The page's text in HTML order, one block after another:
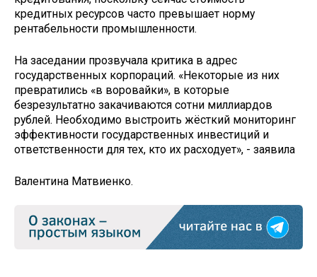
кредитных ресурсов часто превышает норму
рентабельности промышленности.
На заседании прозвучала критика в адрес
государственных корпораций. «Некоторые из них
превратились «в воровайки», в которые
безрезультатно закачиваются сотни миллиардов
рублей. Необходимо выстроить жёсткий мониторинг
эффективности государственных инвестиций и
ответственности для тех, кто их расходует», - заявила
Валентина Матвиенко.